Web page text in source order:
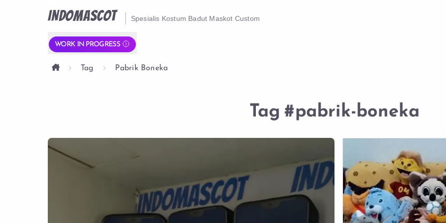
INDOMASCOT Spesialis Kostum Badut Maskot Custom
WORK IN PROGRESS
Tag Pabrik Boneka
Tag #pabrik-boneka